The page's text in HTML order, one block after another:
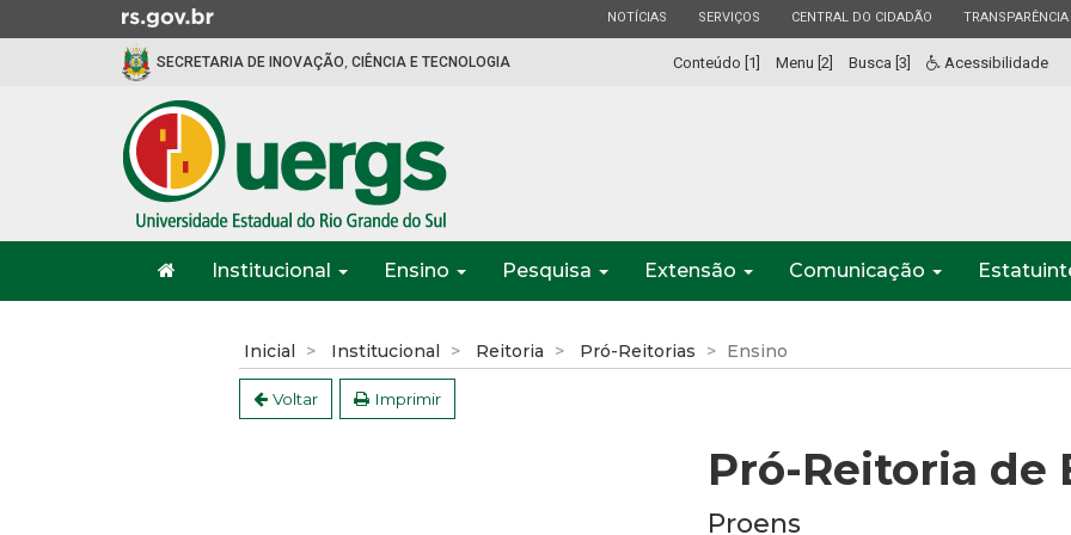
para
Ir
a
ESTADO
NOTÍCIAS ESTADO
SERVIÇOS ESTADO
CENTRAL DO CIDADÃO ESTADO
TRANSPARÊNCIA
SECRETARIA DE INOVAÇÃO, CIÊNCIA E TECNOLOGIA Conteúdo [1] Menu [2] Busca [3] Acessibilidade
do
Institucional Ensino Pesquisa Extensão Comunicação
Inicial Institucional Reitoria Pró-Reitorias Ensino
Voltar Imprimir
Pró-Reitoria de
Proens